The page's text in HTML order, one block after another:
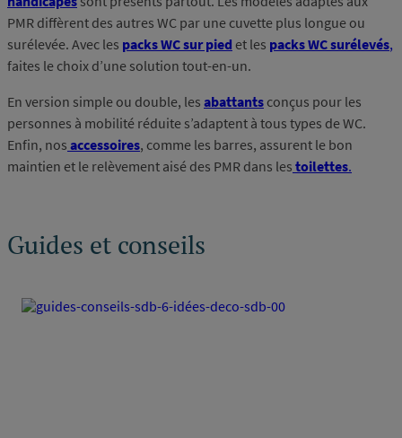
PMR diffèrent des autres WC par une cuvette plus longue ou
surélevée. Avec les packs WC sur pied et les packs WC surélevés,
faites le choix d’une solution tout-en-un.
En version simple ou double, les abattants conçus pour les
personnes à mobilité réduite s’adaptent à tous types de WC.
Enfin, nos accessoires, comme les barres, assurent le bon
maintien et le relèvement aisé des PMR dans les toilettes.
Guides et conseils